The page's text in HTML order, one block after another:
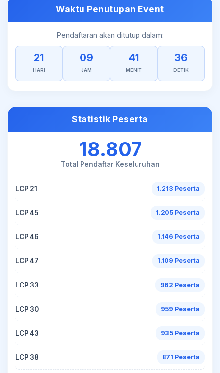
Waktu Penutupan Event
Pendaftaran akan ditutup dalam:
21
HARI
09
JAM
41
MENIT
35
DETIK
Statistik Peserta
18.807
Total Pendaftar Keseluruhan
LCP 21 1.213 Peserta
LCP 45 1.205 Peserta
LCP 46 1.146 Peserta
LCP 47 1.109 Peserta
LCP 33 962 Peserta
LCP 30 959 Peserta
LCP 43 935 Peserta
LCP 38 871 Peserta